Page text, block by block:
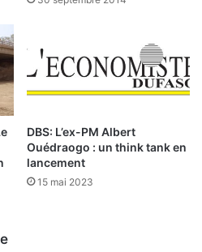
DBS: L’ex-PM Albert
Ouédraogo : un think tank en
lancement
15 mai 2023